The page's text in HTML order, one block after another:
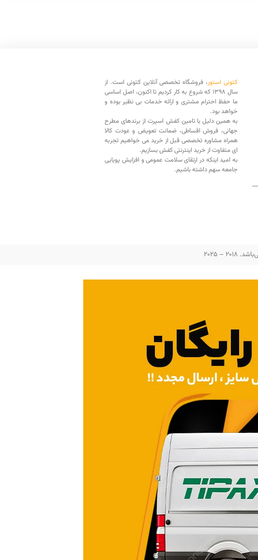
کتونی استور، فروشگاه تخصصی آنلاین کتونی است. از
سال 1398 که شروع به کار کردیم تا اکنون، اصل اساسی
ما حفظ احترام مشتری و ارائه خدمات بی نظیر بوده و
خواهد بود.
به همین دلیل با تامین کفش اسپرت از برندهای مطرح
جهانی، فروش اقساطی، ضمانت تعویض و عودت کالا
همراه مشاوره تخصصی قبل از خرید می خواهیم تجربه
ای متفاوت از خرید اینترنتی کفش بسازیم.
به امید اینکه در ارتقای سلامت عمومی و افزایش پویایی
جامعه سهم داشته باشیم.
– 2025